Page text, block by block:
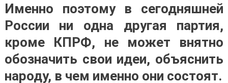
Именно поэтому в сегодняшней
России ни одна другая партия,
кроме КПРФ, не может внятно
обозначить свои идеи, объяснить
народу, в чем именно они состоят.